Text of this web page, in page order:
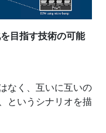
目指す技術の可能
なく、互いに互いの
というシナリオを描